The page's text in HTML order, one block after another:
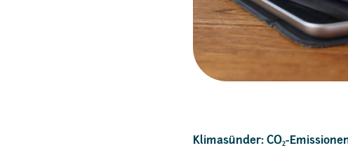
Klimasünder: CO2-